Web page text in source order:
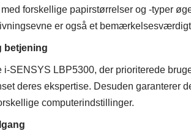
forskellige papirstørrelser og -typer
er også et
betjening
i-SENSYS LBP5300, der prioriterede
deres ekspertise. Desuden garanterer
computerindstillinger.